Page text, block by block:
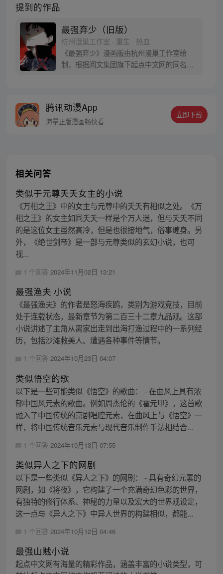
提到的作品
最强弃少（旧版）
杭州漫巢工作室 · 重生 · 热血
《最强弃少》漫画版由杭州漫巢工作室绘
制，根据阅文集团旗下起点中文网的同名小
讲台上拿着他情书羞辱的对象，但是这些都
不重要，最重要的是他还记忆起了另外一件
腾讯动漫App
海量正版漫画畅快看
立即下载
相关问答
类似于元尊夭夭女主的小说
《万相之王》中的女主与元尊中的夭夭有相似之处。《万
相之王》的女主如同夭夭一样是个万人迷，但与夭夭不同
的是这位女主虽然高冷，但是也很接地气，俗事缠身。另
外，《绝世剑帝》是一部与元尊类似的玄幻小说，也可
视...
1 个回答 2024年11月02日 13:21
最强渔夫 小说
《最强渔夫》的作者是怒海疾鸥，类别为游戏竞技，目前
处于连载状态，最新章节为第二百三十二章九品观。这部
小说讲述了主角从离家出走到出海打渔过程中的一系列经
历，包括沙滩救美人、遭遇各种事件等情节。
1 个回答 2024年10月23日 04:07
类似悟空的歌
以下是一些可能类似《悟空》的歌曲： - 在曲风上具有浓
郁中国风元素的歌曲。例如周杰伦的《霍元甲》，这首歌
融入了中国传统的京剧唱腔元素，在曲风上与《悟空》一
样，将中国传统音乐元素与现代音乐制作手法相结合...
1 个回答 2024年10月13日 07:55
类似异人之下的网剧
以下是一些类似《异人之下》的网剧： - 具有奇幻元素的
网剧，如《将夜》，它构建了一个充满奇幻色彩的世界，
有独特的修行体系、神秘的力量以及宏大的世界观设定，
这一点与《异人之下》中异人世界的构建相似，都能...
1 个回答 2024年10月12日 04:46
最强山贼小说
起点中文网有海量的精彩作品，涵盖丰富的小说类型，可